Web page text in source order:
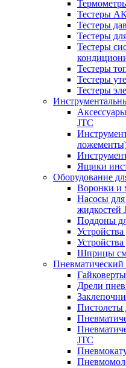
Тестеры
Тестеры
Тестеры
Тестеры
Тестеры
Тестеры
Тестеры
JTC
Ящики
Оборудование
Воронки и
Насосы для
жидкостей
Поддоны
Шприцы
Пневматический
Дрели
Пистолеты
JTC